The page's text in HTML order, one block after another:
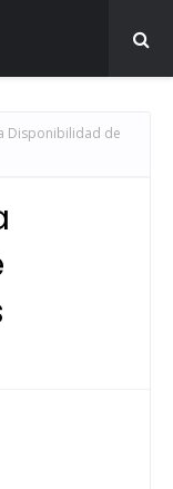
Disponibilidad de